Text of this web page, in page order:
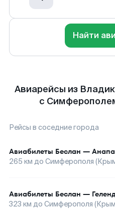
Найти
Авиарейсы из
с
Рейсы в соседние города
Авиабилеты Беслан — Анапа
265 км до Симферополя
Авиабилеты Беслан —
323 км до Симферополя